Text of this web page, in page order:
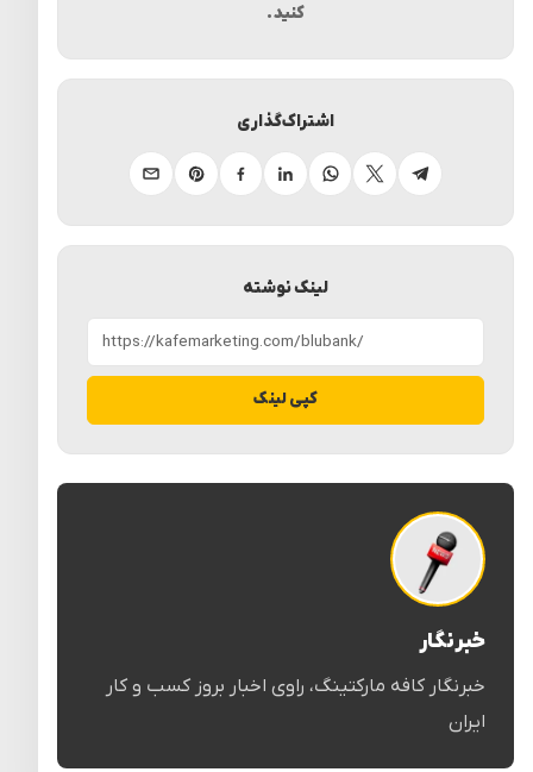
کنید.
لینک نوشته
کپی لینک
اشتراک‌گذاری
تلگرام ایکسواتساپلینکدینفیسبوکپینترستایمیل
خبرنگار
خبرنگار کافه مارکتینگ، راوی اخبار بروز کسب و کار
ایران